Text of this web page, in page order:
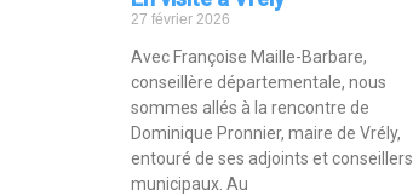
27 février 2026
Avec Françoise Maille-Barbare,
conseillère départementale, nous
sommes allés à la rencontre de
Dominique Pronnier, maire de Vrély,
entouré de ses adjoints et conseillers
municipaux. Au